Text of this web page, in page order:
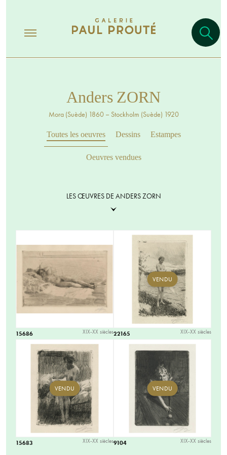
Anders ZORN
Mora (Suède) 1860 – Stockholm (Suède) 1920
Toutes les oeuvres Dessins Estampes
Oeuvres vendues
LES ŒUVRES DE ANDERS ZORN
15686 XIX-XX siècles
VENDU
22165 XIX-XX siècles
VENDU
15683 XIX-XX siècles
VENDU
9104 XIX-XX siècles